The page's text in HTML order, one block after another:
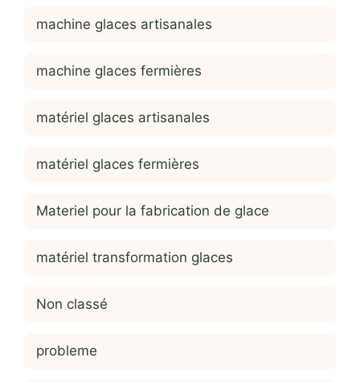
machine glaces artisanales
machine glaces fermières
matériel glaces artisanales
matériel glaces fermières
Materiel pour la fabrication de glace
matériel transformation glaces
Non classé
probleme